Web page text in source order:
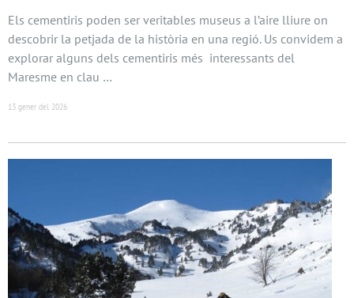
Els cementiris poden ser veritables museus a l’aire lliure on
descobrir la petjada de la història en una regió. Us convidem a
explorar alguns dels cementiris més interessants del
Maresme en clau …
13 gener del 2026